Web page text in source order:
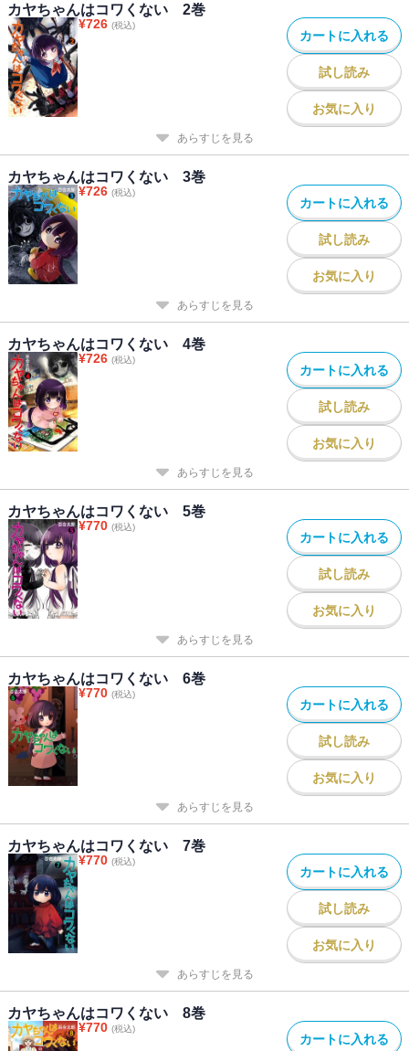
カヤちゃんはコワくない 2巻
¥726 (税込)
カートに入れる
試し読み
お気に入り
あらすじを見る
カヤちゃんはコワくない 3巻
¥726 (税込)
カートに入れる
試し読み
お気に入り
あらすじを見る
カヤちゃんはコワくない 4巻
¥726 (税込)
カートに入れる
試し読み
お気に入り
あらすじを見る
カヤちゃんはコワくない 5巻
¥770 (税込)
カートに入れる
試し読み
お気に入り
あらすじを見る
カヤちゃんはコワくない 6巻
¥770 (税込)
カートに入れる
試し読み
お気に入り
あらすじを見る
カヤちゃんはコワくない 7巻
¥770 (税込)
カートに入れる
試し読み
お気に入り
あらすじを見る
カヤちゃんはコワくない 8巻
¥770 (税込)
カートに入れる